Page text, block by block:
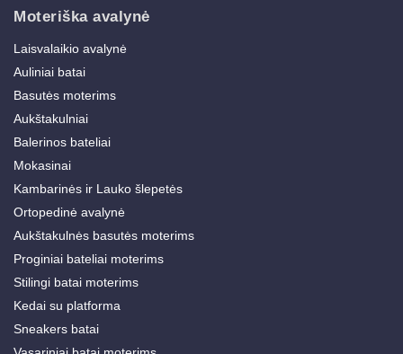
Moteriška avalynė
Laisvalaikio avalynė
Auliniai batai
Basutės moterims
Aukštakulniai
Balerinos bateliai
Mokasinai
Kambarinės ir Lauko šlepetės
Ortopedinė avalynė
Aukštakulnės basutės moterims
Proginiai bateliai moterims
Stilingi batai moterims
Kedai su platforma
Sneakers batai